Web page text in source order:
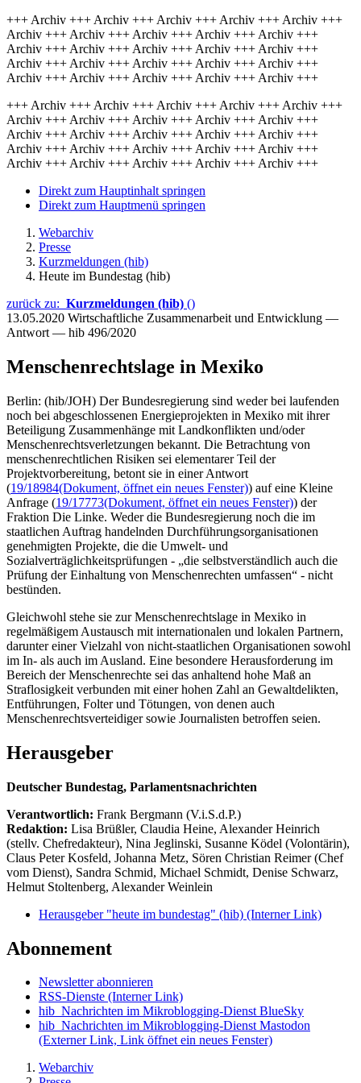
+++ Archiv +++ Archiv +++ Archiv +++ Archiv +++ Archiv +++
Archiv +++ Archiv +++ Archiv +++ Archiv +++ Archiv +++
Archiv +++ Archiv +++ Archiv +++ Archiv +++ Archiv +++
Archiv +++ Archiv +++ Archiv +++ Archiv +++ Archiv +++
Archiv +++ Archiv +++ Archiv +++ Archiv +++ Archiv +++
+++ Archiv +++ Archiv +++ Archiv +++ Archiv +++ Archiv +++
Archiv +++ Archiv +++ Archiv +++ Archiv +++ Archiv +++
Archiv +++ Archiv +++ Archiv +++ Archiv +++ Archiv +++
Archiv +++ Archiv +++ Archiv +++ Archiv +++ Archiv +++
Archiv +++ Archiv +++ Archiv +++ Archiv +++ Archiv +++
Direkt zum Hauptinhalt springen
Direkt zum Hauptmenü springen
Webarchiv
Presse
Kurzmeldungen (hib)
Heute im Bundestag (hib)
zurück zu: Kurzmeldungen (hib) ()
13.05.2020 Wirtschaftliche Zusammenarbeit und Entwicklung —
Antwort — hib 496/2020
Menschenrechtslage in Mexiko
Berlin: (hib/JOH) Der Bundesregierung sind weder bei laufenden
noch bei abgeschlossenen Energieprojekten in Mexiko mit ihrer
Beteiligung Zusammenhänge mit Landkonflikten und/oder
Menschenrechtsverletzungen bekannt. Die Betrachtung von
menschenrechtlichen Risiken sei elementarer Teil der
Projektvorbereitung, betont sie in einer Antwort
(19/18984(Dokument, öffnet ein neues Fenster)) auf eine Kleine
Anfrage (19/17773(Dokument, öffnet ein neues Fenster)) der
Fraktion Die Linke. Weder die Bundesregierung noch die im
staatlichen Auftrag handelnden Durchführungsorganisationen
genehmigten Projekte, die die Umwelt- und
Sozialverträglichkeitsprüfungen - „die selbstverständlich auch die
Prüfung der Einhaltung von Menschenrechten umfassen“ - nicht
bestünden.
Gleichwohl stehe sie zur Menschenrechtslage in Mexiko in
regelmäßigem Austausch mit internationalen und lokalen Partnern,
darunter einer Vielzahl von nicht-staatlichen Organisationen sowohl
im In- als auch im Ausland. Eine besondere Herausforderung im
Bereich der Menschenrechte sei das anhaltend hohe Maß an
Straflosigkeit verbunden mit einer hohen Zahl an Gewaltdelikten,
Entführungen, Folter und Tötungen, von denen auch
Menschenrechtsverteidiger sowie Journalisten betroffen seien.
Herausgeber
Deutscher Bundestag, Parlamentsnachrichten
Verantwortlich: Frank Bergmann (V.i.S.d.P.)
Redaktion: Lisa Brüßler, Claudia Heine, Alexander Heinrich
(stellv. Chefredakteur), Nina Jeglinski, Susanne Ködel (Volontärin),
Claus Peter Kosfeld, Johanna Metz, Sören Christian Reimer (Chef
vom Dienst), Sandra Schmid, Michael Schmidt, Denise Schwarz,
Helmut Stoltenberg, Alexander Weinlein
Herausgeber "heute im bundestag" (hib) (Interner Link)
Abonnement
Newsletter abonnieren
RSS-Dienste (Interner Link)
hib_Nachrichten im Mikroblogging-Dienst BlueSky
hib_Nachrichten im Mikroblogging-Dienst Mastodon
(Externer Link, Link öffnet ein neues Fenster)
Webarchiv